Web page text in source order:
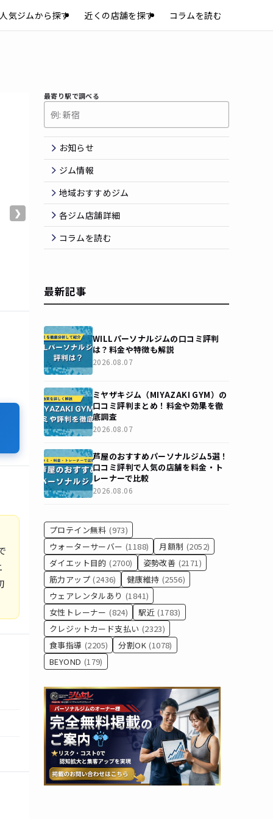
人気ジムから探す 近くの店舗を探す コラムを読む
❯
最寄り駅で調べる
お知らせ
ジム情報
地域おすすめジム
各ジム店舗詳細
コラムを読む
最新記事
WILLパーソナルジムの口コミ評判
は？料金や特徴も解説
2026.08.07
ミヤザキジム（MIYAZAKI GYM）の
口コミ評判まとめ！料金や効果を徹
底調査
2026.08.07
芦屋のおすすめパーソナルジム5選！
口コミ評判で人気の店舗を料金・ト
レーナーで比較
2026.08.06
プロテイン無料 (973)
ウォーターサーバー (1188) 月額制 (2052)
ダイエット目的 (2700) 姿勢改善 (2171)
筋力アップ (2436) 健康維持 (2556)
ウェアレンタルあり (1841)
女性トレーナー (824) 駅近 (1783)
クレジットカード支払い (2323)
食事指導 (2205) 分割OK (1078)
BEYOND (179)